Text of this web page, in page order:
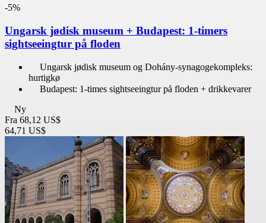
-5%
Ungarsk jødisk museum + Budapest: 1-timers
sightseeingtur på floden
Ungarsk jødisk museum og Dohány-synagogekompleks:
hurtigkø
Budapest: 1-times sightseeingtur på floden + drikkevarer
Ny
Fra 68,12 US$
64,71 US$